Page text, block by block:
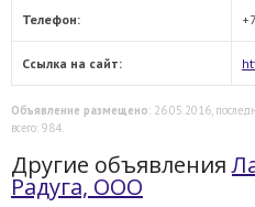
Телефон:
Ссылка на сайт:
Объявление размещено: 26.05.2016,
всего: 984.
Другие объявления
Радуга, ООО